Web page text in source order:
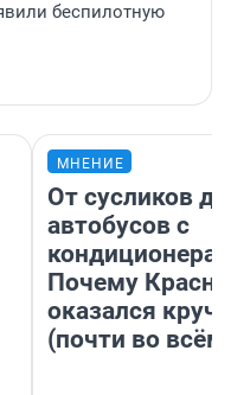
беспилотную
МНЕНИЕ
От сусликов до
автобусов с
Почему
оказался
(почти во